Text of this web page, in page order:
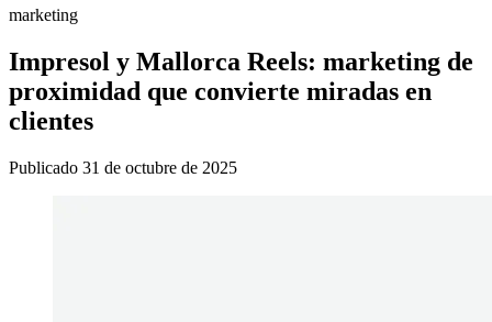
marketing
Impresol y Mallorca Reels: marketing de
proximidad que convierte miradas en
clientes
Publicado 31 de octubre de 2025